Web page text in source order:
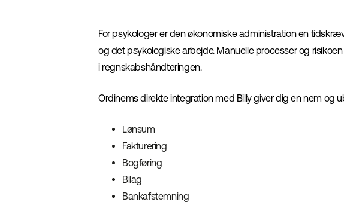
For psykologer er den økonomiske administration en
og det psykologiske arbejde. Manuelle processer og
i regnskabshåndteringen.
Ordinems direkte integration med Billy giver dig en nem og
Lønsum
Fakturering
Bogføring
Bilag
Bankafstemning